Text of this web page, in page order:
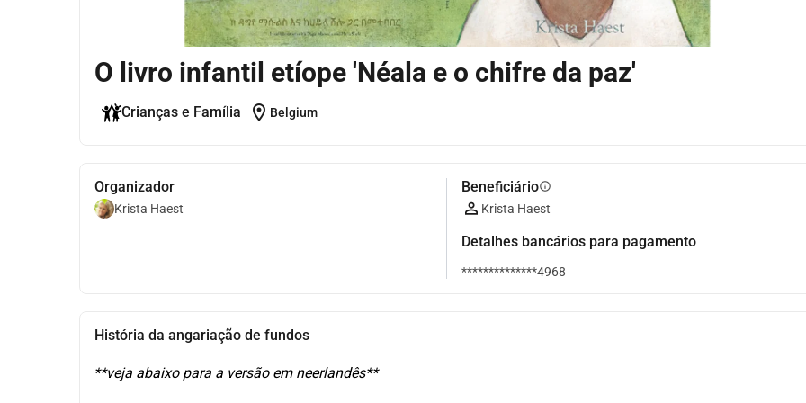
O livro infantil etíope 'Néala e o chifre da paz'
Crianças e Família location_on Belgium
Organizador
Krista Haest
Beneficiárioinfo
Krista Haest
Detalhes bancários para pagamento
**************4968
História da angariação de fundos
**veja abaixo para a versão em neerlandês**